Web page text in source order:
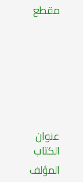
مقطع
عنوان
الكتاب
المؤلف